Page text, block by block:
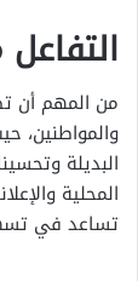
من المهم أن
والمواطنين،
البديلة
المحلية
تساعد في